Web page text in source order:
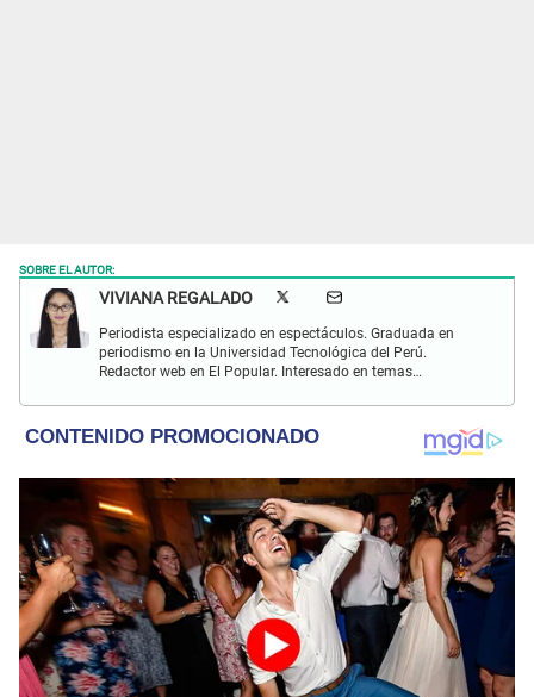
SOBRE EL AUTOR:
VIVIANA REGALADO
Periodista especializado en espectáculos. Graduada en
periodismo en la Universidad Tecnológica del Perú.
Redactor web en El Popular. Interesado en temas
y crónicas.